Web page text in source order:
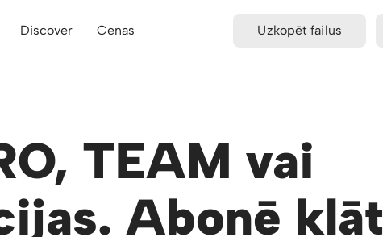
Discover Cenas Uzkopēt failus
TEAM vai
Abonē klāt